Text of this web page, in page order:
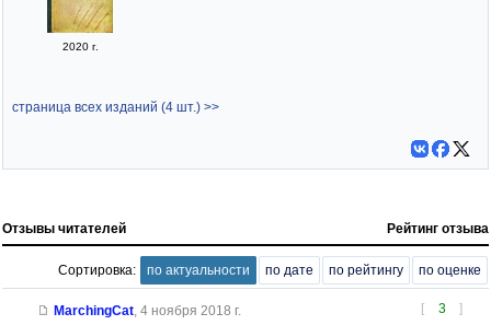
2020 г.
страница всех изданий (4 шт.) >>
Отзывы читателей Рейтинг отзыва
Сортировка: по актуальности по дате по рейтингу по оценке
[ 3 ]
MarchingCat, 4 ноября 2018 г.